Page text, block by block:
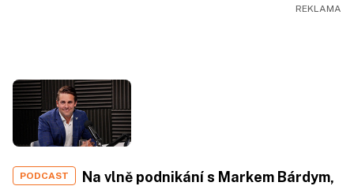
PODCAST
Na vlně podnikání s Markem Bárdym,